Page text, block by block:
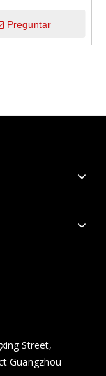
proyector láser BI
lámpara
Preguntar
Street,
Guangzhou